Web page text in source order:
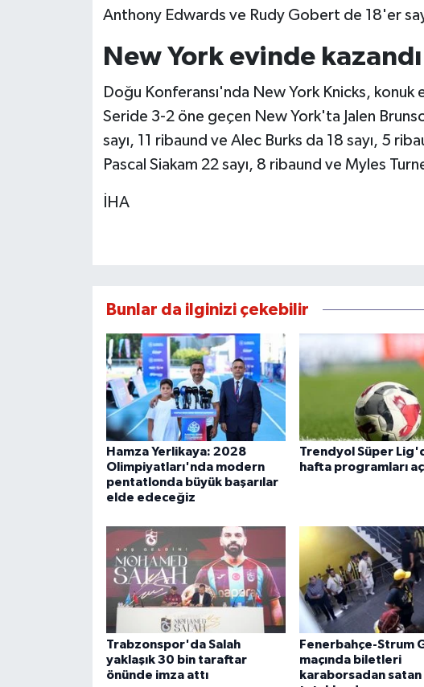
Anthony Edwards ve Rudy Gobert de 18'er
New York evinde kazandı
Doğu Konferansı'nda New York Knicks, konuk
Seride 3-2 öne geçen New York'ta Jalen
sayı, 11 ribaund ve Alec Burks da 18 sayı, 5
Pascal Siakam 22 sayı, 8 ribaund ve Myles
İHA
Bunlar da ilginizi çekebilir
Hamza Yerlikaya: 2028
Olimpiyatları'nda modern
pentatlonda büyük başarılar
elde edeceğiz
Trendyol Süper
hafta programları
Trabzonspor'da Salah
yaklaşık 30 bin taraftar
önünde imza attı
Fenerbahçe-Strum
maçında biletleri
karaborsadan satan